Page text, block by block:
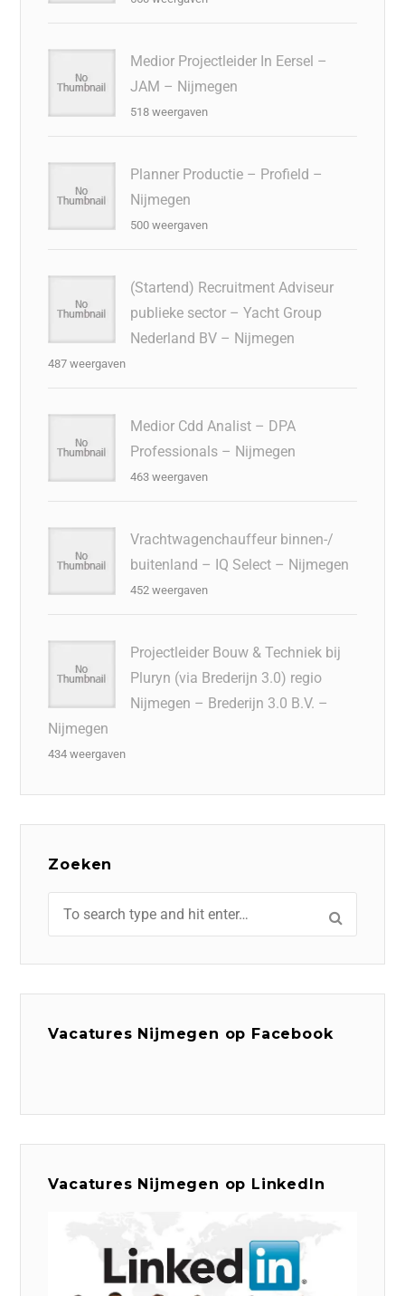
Medior Projectleider In Eersel –
JAM – Nijmegen
518 weergaven
Planner Productie – Profield –
Nijmegen
500 weergaven
(Startend) Recruitment Adviseur
publieke sector – Yacht Group
Nederland BV – Nijmegen
487 weergaven
Medior Cdd Analist – DPA
Professionals – Nijmegen
463 weergaven
Vrachtwagenchauffeur binnen-/
buitenland – IQ Select – Nijmegen
452 weergaven
Projectleider Bouw & Techniek bij
Pluryn (via Brederijn 3.0) regio
Nijmegen – Brederijn 3.0 B.V. –
Nijmegen
434 weergaven
Zoeken
Vacatures Nijmegen op Facebook
Vacatures Nijmegen op LinkedIn